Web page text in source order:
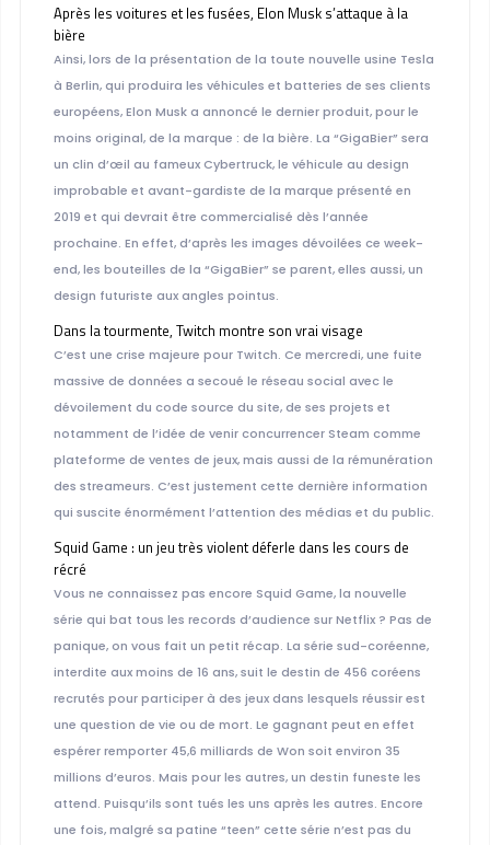
Après les voitures et les fusées, Elon Musk s’attaque à la
bière
Ainsi, lors de la présentation de la toute nouvelle usine Tesla
à Berlin, qui produira les véhicules et batteries de ses clients
européens, Elon Musk a annoncé le dernier produit, pour le
moins original, de la marque : de la bière. La “GigaBier” sera
un clin d’œil au fameux Cybertruck, le véhicule au design
improbable et avant-gardiste de la marque présenté en
2019 et qui devrait être commercialisé dès l’année
prochaine. En effet, d’après les images dévoilées ce week-
end, les bouteilles de la “GigaBier” se parent, elles aussi, un
design futuriste aux angles pointus.
Dans la tourmente, Twitch montre son vrai visage
C’est une crise majeure pour Twitch. Ce mercredi, une fuite
massive de données a secoué le réseau social avec le
dévoilement du code source du site, de ses projets et
notamment de l’idée de venir concurrencer Steam comme
plateforme de ventes de jeux, mais aussi de la rémunération
des streameurs. C’est justement cette dernière information
qui suscite énormément l’attention des médias et du public.
Squid Game : un jeu très violent déferle dans les cours de
récré
Vous ne connaissez pas encore Squid Game, la nouvelle
série qui bat tous les records d’audience sur Netflix ? Pas de
panique, on vous fait un petit récap. La série sud-coréenne,
interdite aux moins de 16 ans, suit le destin de 456 coréens
recrutés pour participer à des jeux dans lesquels réussir est
une question de vie ou de mort. Le gagnant peut en effet
espérer remporter 45,6 milliards de Won soit environ 35
millions d’euros. Mais pour les autres, un destin funeste les
attend. Puisqu’ils sont tués les uns après les autres. Encore
une fois, malgré sa patine “teen” cette série n’est pas du